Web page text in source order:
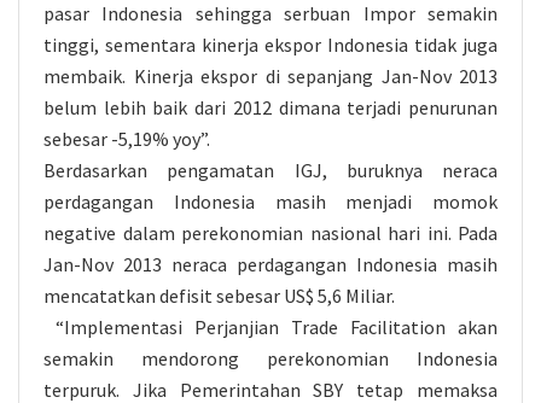
pasar Indonesia sehingga serbuan Impor semakin
tinggi, sementara kinerja ekspor Indonesia tidak juga
membaik. Kinerja ekspor di sepanjang Jan-Nov 2013
belum lebih baik dari 2012 dimana terjadi penurunan
sebesar -5,19% yoy”.
Berdasarkan pengamatan IGJ, buruknya neraca
perdagangan Indonesia masih menjadi momok
negative dalam perekonomian nasional hari ini. Pada
Jan-Nov 2013 neraca perdagangan Indonesia masih
mencatatkan defisit sebesar US$ 5,6 Miliar.
“Implementasi Perjanjian Trade Facilitation akan
semakin mendorong perekonomian Indonesia
terpuruk. Jika Pemerintahan SBY tetap memaksa